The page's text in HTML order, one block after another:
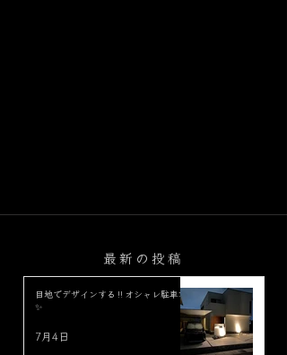
最新の投稿
目地でデザインする‼︎オシャレ駐車場
✨
7月4日